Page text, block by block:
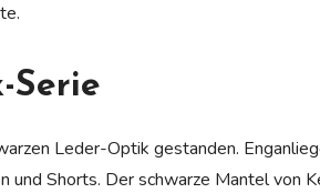
Serie
Leder-Optik gestanden.
Shorts. Der schwarze Mantel von